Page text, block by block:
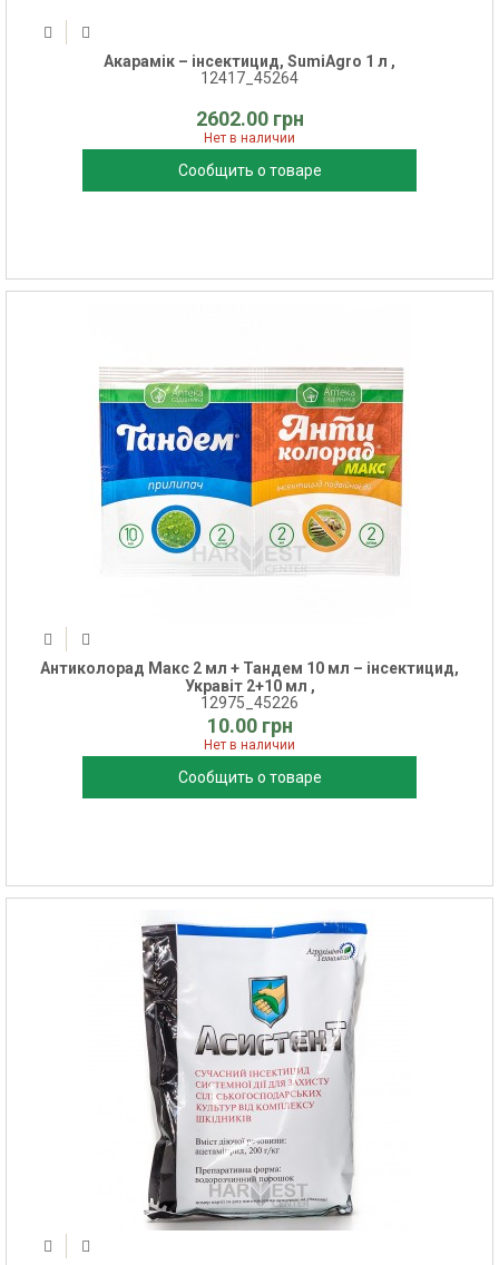
Акарамік – інсектицид, SumiAgro 1 л ,
12417_45264
2602.00 грн
Нет в наличии
Сообщить о товаре
Антиколорад Макс 2 мл + Тандем 10 мл – інсектицид,
Укравіт 2+10 мл ,
12975_45226
10.00 грн
Нет в наличии
Сообщить о товаре